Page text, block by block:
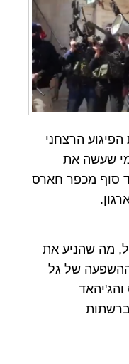
הרצחני
שעשה את
סוף מכפר חארס
מה שהניע את
של גל